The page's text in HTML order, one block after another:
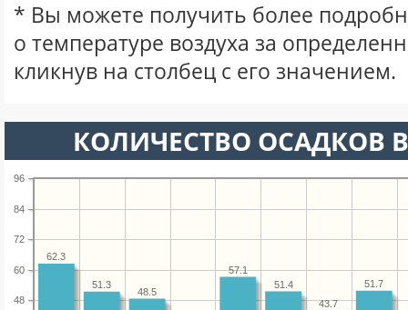
* Вы можете получить более
о температуре воздуха за
кликнув на столбец с его значением.
КОЛИЧЕСТВО ОСАДКОВ
48
60
72
84
96
51.7
43.7
51.4
57.1
48.5
51.3
62.3